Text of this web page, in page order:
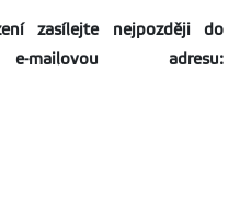
zasílejte nejpozději do
adresu: